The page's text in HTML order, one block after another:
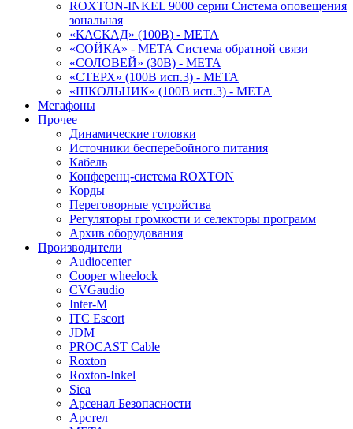
ROXTON-INKEL 9000 серии Система оповещения
зональная
«КАСКАД» (100В) - МЕТА
«СОЙКА» - МЕТА Система обратной связи
«СОЛОВЕЙ» (30В) - МЕТА
«СТЕРХ» (100В исп.3) - МЕТА
«ШКОЛЬНИК» (100В исп.3) - МЕТА
Мегафоны
Прочее
Динамические головки
Источники бесперебойного питания
Кабель
Конференц-система ROXTON
Корды
Переговорные устройства
Регуляторы громкости и селекторы программ
Архив оборудования
Производители
Audiocenter
Cooper wheelock
CVGaudio
Inter-M
ITC Escort
JDM
PROCAST Cable
Roxton
Roxton-Inkel
Sica
Арсенал Безопасности
Арстел